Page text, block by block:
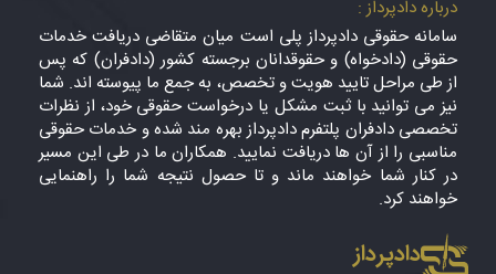
درباره دادپرداز :
سامانه حقوقی دادپرداز پلی است میان متقاضی دریافت خدمات
حقوقی (دادخواه) و حقوقدانان برجسته کشور (دادفران) که پس
از طی مراحل تایید هویت و تخصص، به جمع ما پیوسته اند. شما
نیز می توانید با ثبت مشکل یا درخواست حقوقی خود، از نظرات
تخصصی دادفران پلتفرم دادپرداز بهره مند شده و خدمات حقوقی
مناسبی را از آن ها دریافت نمایید. همکاران ما در طی این مسیر
در کنار شما خواهند ماند و تا حصول نتیجه شما را راهنمایی
خواهند کرد.
دادپرداز